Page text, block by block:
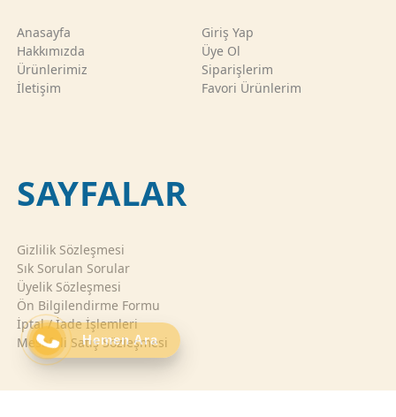
Hemen Ara
Anasayfa
Hakkımızda
Ürünlerimiz
İletişim
Giriş Yap
Üye Ol
Siparişlerim
Favori Ürünlerim
SAYFALAR
Gizlilik Sözleşmesi
Sık Sorulan Sorular
Üyelik Sözleşmesi
Ön Bilgilendirme Formu
İptal / İade İşlemleri
Mesafeli Satış Sözleşmesi